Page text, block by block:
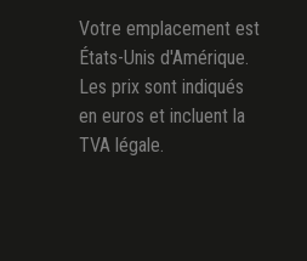
Votre emplacement est
États-Unis d'Amérique.
Les prix sont indiqués
en euros et incluent la
TVA légale.